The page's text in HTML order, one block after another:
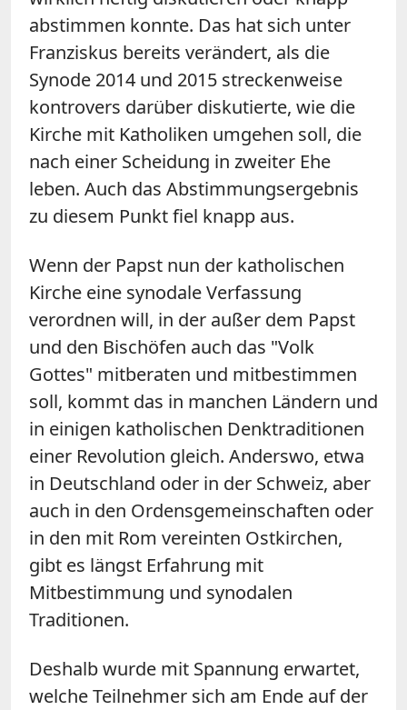
abstimmen konnte. Das hat sich unter
Franziskus bereits verändert, als die
Synode 2014 und 2015 streckenweise
kontrovers darüber diskutierte, wie die
Kirche mit Katholiken umgehen soll, die
nach einer Scheidung in zweiter Ehe
leben. Auch das Abstimmungsergebnis
zu diesem Punkt fiel knapp aus.
Wenn der Papst nun der katholischen
Kirche eine synodale Verfassung
verordnen will, in der außer dem Papst
und den Bischöfen auch das "Volk
Gottes" mitberaten und mitbestimmen
soll, kommt das in manchen Ländern und
in einigen katholischen Denktraditionen
einer Revolution gleich. Anderswo, etwa
in Deutschland oder in der Schweiz, aber
auch in den Ordensgemeinschaften oder
in den mit Rom vereinten Ostkirchen,
gibt es längst Erfahrung mit
Mitbestimmung und synodalen
Traditionen.
Deshalb wurde mit Spannung erwartet,
welche Teilnehmer sich am Ende auf der